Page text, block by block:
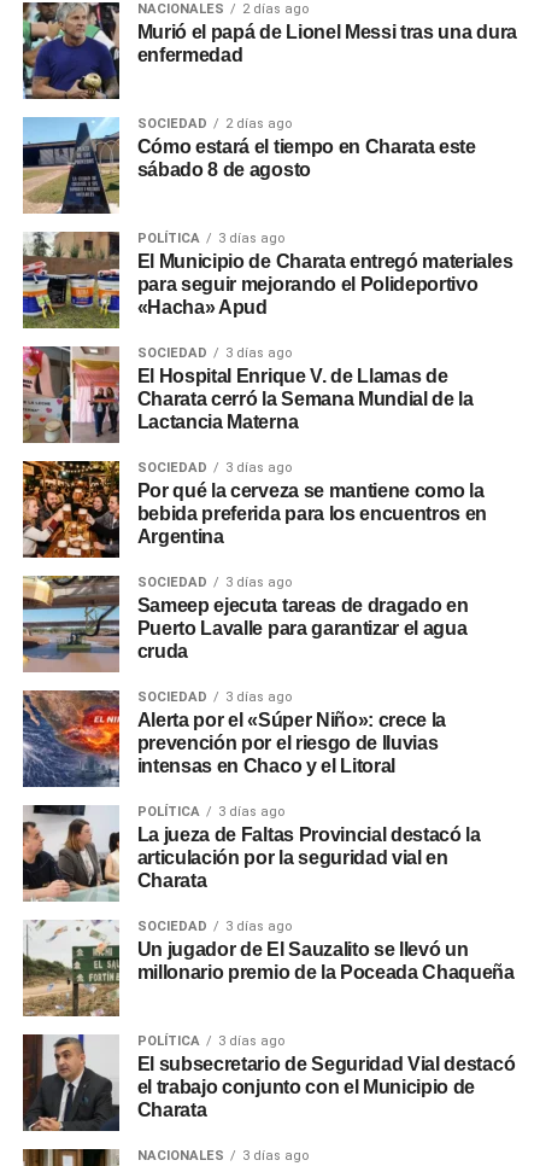
NACIONALES 2 días ago
Murió el papá de Lionel Messi tras una dura
enfermedad
SOCIEDAD 2 días ago
Cómo estará el tiempo en Charata este
sábado 8 de agosto
POLÍTICA 3 días ago
El Municipio de Charata entregó materiales
para seguir mejorando el Polideportivo
«Hacha» Apud
SOCIEDAD 3 días ago
El Hospital Enrique V. de Llamas de
Charata cerró la Semana Mundial de la
Lactancia Materna
SOCIEDAD 3 días ago
Por qué la cerveza se mantiene como la
bebida preferida para los encuentros en
Argentina
SOCIEDAD 3 días ago
Sameep ejecuta tareas de dragado en
Puerto Lavalle para garantizar el agua
cruda
SOCIEDAD 3 días ago
Alerta por el «Súper Niño»: crece la
prevención por el riesgo de lluvias
intensas en Chaco y el Litoral
POLÍTICA 3 días ago
La jueza de Faltas Provincial destacó la
articulación por la seguridad vial en
Charata
SOCIEDAD 3 días ago
Un jugador de El Sauzalito se llevó un
millonario premio de la Poceada Chaqueña
POLÍTICA 3 días ago
El subsecretario de Seguridad Vial destacó
el trabajo conjunto con el Municipio de
Charata
NACIONALES 3 días ago